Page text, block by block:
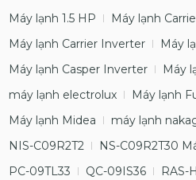
Máy lạnh 1.5 HP
Máy lạnh
Máy lạnh Carrier Inverter
Máy
Máy lạnh Casper Inverter
Máy
máy lạnh electrolux
Máy lạnh
Máy lạnh Midea
máy lạnh
NIS-C09R2T2
NS-C09R2T30
PC-09TL33
QC-09IS36
RAS-